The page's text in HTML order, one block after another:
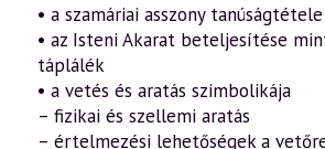
• a szamáriai asszony tanúságtétele
• az Isteni Akarat beteljesítése
táplálék
• a vetés és aratás szimbolikája
– fizikai és szellemi aratás
– értelmezési lehetőségek a